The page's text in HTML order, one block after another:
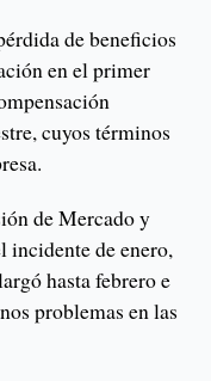
de beneficios
en el primer
cuyos términos
de Mercado y
incidente de enero,
hasta febrero e
problemas en las